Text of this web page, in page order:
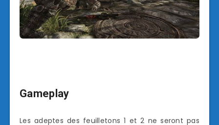
Gameplay
Les adeptes des feuilletons 1 et 2 ne seront pas